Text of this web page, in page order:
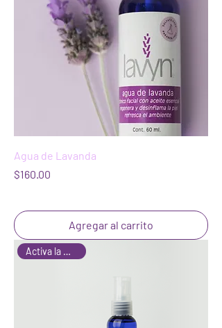
Agua de Lavanda
Precio
$160.00
Agregar al carrito
Activa la Memoria